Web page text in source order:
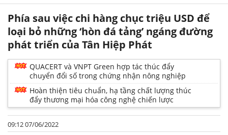
Phía sau việc chi hàng chục triệu USD để
loại bỏ những ‘hòn đá tảng’ ngáng đường
phát triển của Tân Hiệp Phát
QUACERT và VNPT Green hợp tác thúc đẩy
chuyển đổi số trong chứng nhận nông nghiệp
Hoàn thiện tiêu chuẩn, hạ tầng chất lượng thúc
đẩy thương mại hóa công nghệ chiến lược
09:12 07/06/2022